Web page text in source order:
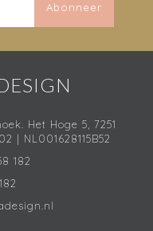
Abonneer
Het Hoge 5, 7251
| NL001628115B52
182